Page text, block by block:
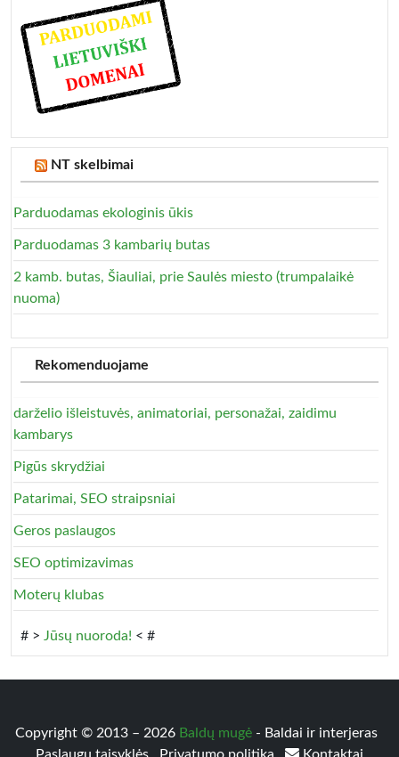
NT skelbimai
Parduodamas ekologinis ūkis
Parduodamas 3 kambarių butas
2 kamb. butas, Šiauliai, prie Saulės miesto (trumpalaikė
nuoma)
Rekomenduojame
darželio išleistuvės, animatoriai, personažai, zaidimu
kambarys
Pigūs skrydžiai
Patarimai, SEO straipsniai
Geros paslaugos
SEO optimizavimas
Moterų klubas
# > Jūsų nuoroda! < #
Copyright © 2013 – 2026 Baldų mugė - Baldai ir interjeras